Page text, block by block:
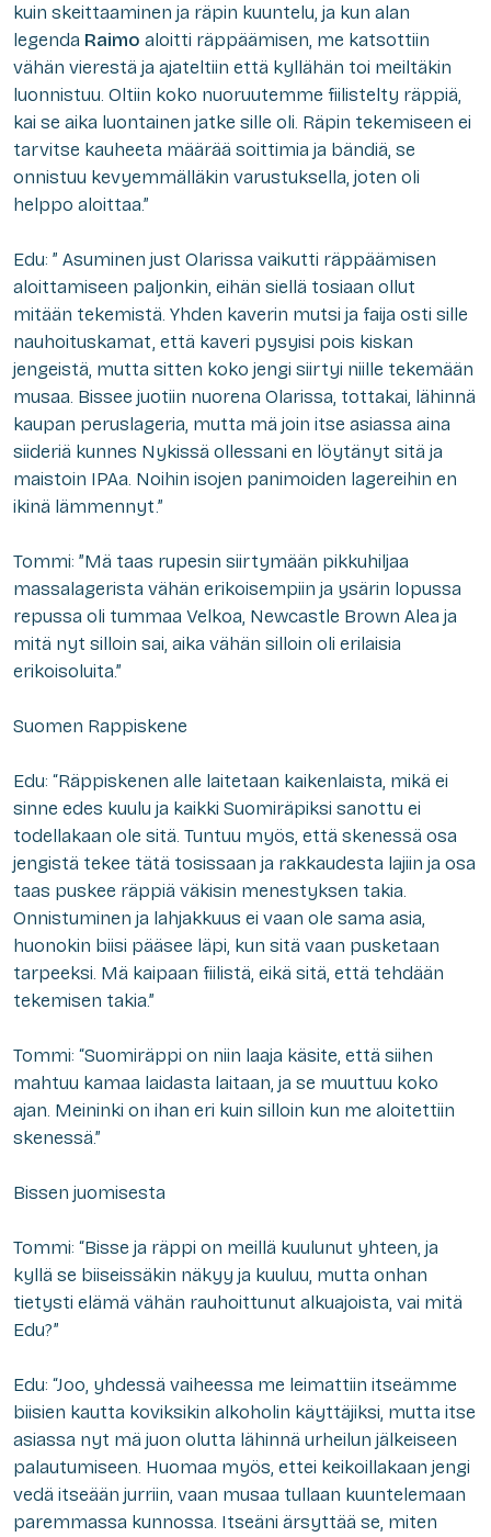
kuin skeittaaminen ja räpin kuuntelu, ja kun alan
legenda Raimo aloitti räppäämisen, me katsottiin
vähän vierestä ja ajateltiin että kyllähän toi meiltäkin
luonnistuu. Oltiin koko nuoruutemme fiilistelty räppiä,
kai se aika luontainen jatke sille oli. Räpin tekemiseen ei
tarvitse kauheeta määrää soittimia ja bändiä, se
onnistuu kevyemmälläkin varustuksella, joten oli
helppo aloittaa.”
Edu: ” Asuminen just Olarissa vaikutti räppäämisen
aloittamiseen paljonkin, eihän siellä tosiaan ollut
mitään tekemistä. Yhden kaverin mutsi ja faija osti sille
nauhoituskamat, että kaveri pysyisi pois kiskan
jengeistä, mutta sitten koko jengi siirtyi niille tekemään
musaa. Bissee juotiin nuorena Olarissa, tottakai, lähinnä
kaupan peruslageria, mutta mä join itse asiassa aina
siideriä kunnes Nykissä ollessani en löytänyt sitä ja
maistoin IPAa. Noihin isojen panimoiden lagereihin en
ikinä lämmennyt.”
Tommi: ”Mä taas rupesin siirtymään pikkuhiljaa
massalagerista vähän erikoisempiin ja ysärin lopussa
repussa oli tummaa Velkoa, Newcastle Brown Alea ja
mitä nyt silloin sai, aika vähän silloin oli erilaisia
erikoisoluita.”
Suomen Rappiskene
Edu: “Räppiskenen alle laitetaan kaikenlaista, mikä ei
sinne edes kuulu ja kaikki Suomiräpiksi sanottu ei
todellakaan ole sitä. Tuntuu myös, että skenessä osa
jengistä tekee tätä tosissaan ja rakkaudesta lajiin ja osa
taas puskee räppiä väkisin menestyksen takia.
Onnistuminen ja lahjakkuus ei vaan ole sama asia,
huonokin biisi pääsee läpi, kun sitä vaan pusketaan
tarpeeksi. Mä kaipaan fiilistä, eikä sitä, että tehdään
tekemisen takia.”
Tommi: “Suomiräppi on niin laaja käsite, että siihen
mahtuu kamaa laidasta laitaan, ja se muuttuu koko
ajan. Meininki on ihan eri kuin silloin kun me aloitettiin
skenessä.”
Bissen juomisesta
Tommi: “Bisse ja räppi on meillä kuulunut yhteen, ja
kyllä se biiseissäkin näkyy ja kuuluu, mutta onhan
tietysti elämä vähän rauhoittunut alkuajoista, vai mitä
Edu?”
Edu: “Joo, yhdessä vaiheessa me leimattiin itseämme
biisien kautta koviksikin alkoholin käyttäjiksi, mutta itse
asiassa nyt mä juon olutta lähinnä urheilun jälkeiseen
palautumiseen. Huomaa myös, ettei keikoillakaan jengi
vedä itseään jurriin, vaan musaa tullaan kuuntelemaan
paremmassa kunnossa. Itseäni ärsyttää se, miten